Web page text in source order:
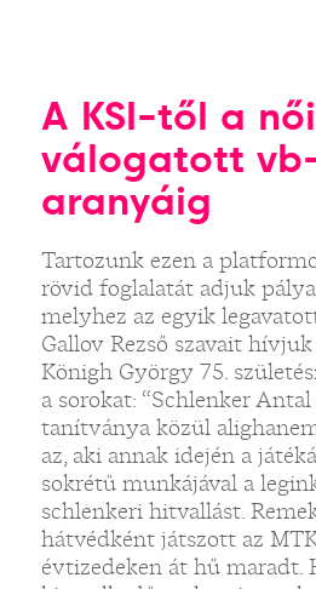
A KSI-től a női
válogatott
aranyáig
Tartozunk ezen a
rövid foglalatát adjuk
melyhez az egyik
Gallov Rezső szavait
Königh György 75.
a sorokat: “Schlenker
tanítványa közül
az, aki annak idején a
sokrétű munkájával a
schlenkeri hitvallást.
hátvédként játszott az
évtizedeken át hű maradt.